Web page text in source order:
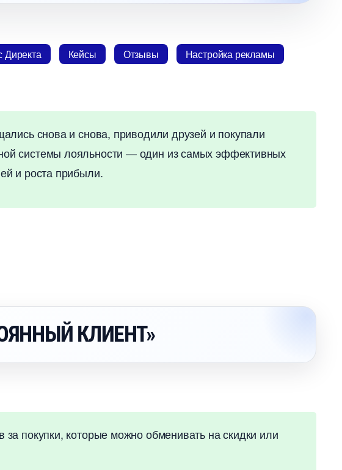
Кейсы Отзывы
Настройка рекламы
снова и снова, приводили друзей и покупали
системы лояльности — один из самых эффективных
и роста прибыли.
КЛИЕНТ»
покупки, которые можно обменивать на скидки или